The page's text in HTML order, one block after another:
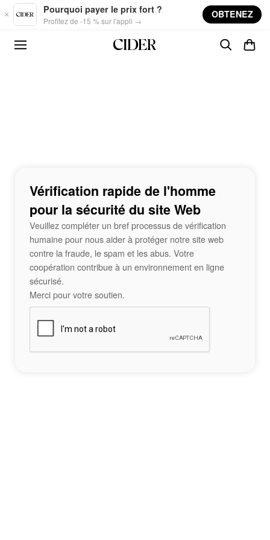
Skip to main content
Pourquoi payer le prix fort ?
Profitez de -15 % sur l'appli →
OBTENEZ
Vérification rapide de l'homme
pour la sécurité du site Web
Veuillez compléter un bref processus de vérification
humaine pour nous aider à protéger notre site web
contre la fraude, le spam et les abus. Votre
coopération contribue à un environnement en ligne
sécurisé.
Merci pour votre soutien.